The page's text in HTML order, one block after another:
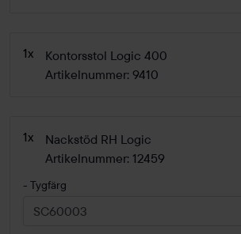
1x
Kontorsstol Logic 400
Artikelnummer: 9410
1x
Nackstöd RH Logic
Artikelnummer: 12459
- Tygfärg